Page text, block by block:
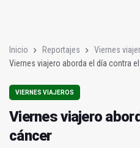
Inicio Reportajes
Viernes
Viernes viajero aborda el día contra
VIERNES VIAJEROS
Viernes viajero
cáncer